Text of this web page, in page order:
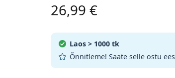
26,99 €
Laos > 1000 tk
Õnnitleme! Saate selle ostu